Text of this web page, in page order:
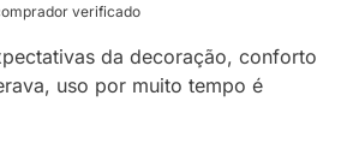
verificado
da decoração, conforto
uso por muito tempo é